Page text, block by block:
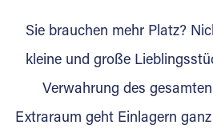
Lagerkunden und
Ihre Vorteile als
Marktgerechte Preise
Digitale
Sie brauchen mehr Platz?
kleine und große
Verwahrung des
Extraraum geht Einlagern